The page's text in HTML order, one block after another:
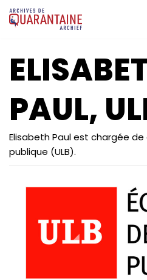
Aller
au
PAUL,
Elisabeth Paul est chargée
publique (ULB).